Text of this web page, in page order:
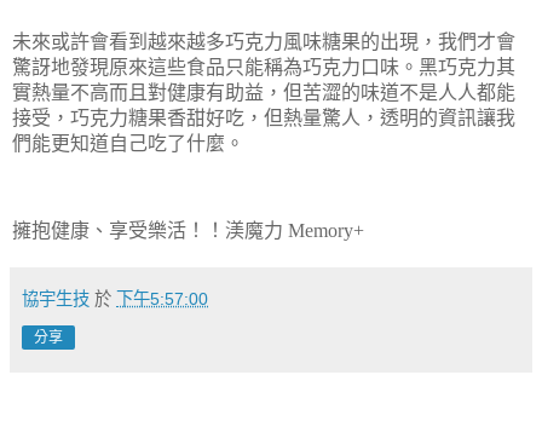
未來或許會看到越來越多巧克力風味糖果的出現，我們才會
驚訝地發現原來這些食品只能稱為巧克力口味。黑巧克力其
實熱量不高而且對健康有助益，但苦澀的味道不是人人都能
接受，巧克力糖果香甜好吃，但熱量驚人，透明的資訊讓我
們能更知道自己吃了什麼。
擁抱健康、享受樂活！！渼魔力 Memory+
協宇生技 於 下午5:57:00
分享